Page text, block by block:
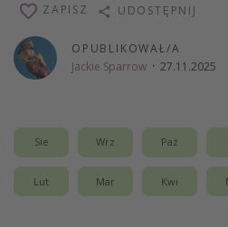
OPUBLIKOWAŁ/A
Jackie Sparrow · 27.11.2025
ZAPISZ UDOSTĘPNIJ
Sie Wrz Paź
Lut Mar Kwi